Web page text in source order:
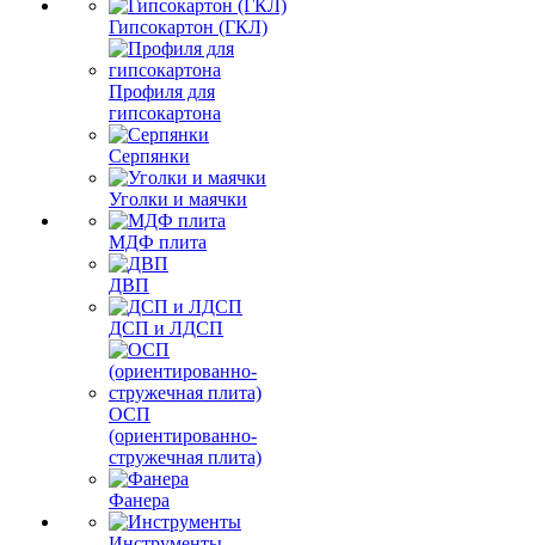
Гипсокартон (ГКЛ)
Профиля для
гипсокартона
Серпянки
Уголки и маячки
МДФ плита
ДВП
ДСП и ЛДСП
ОСП
(ориентированно-
стружечная плита)
Фанера